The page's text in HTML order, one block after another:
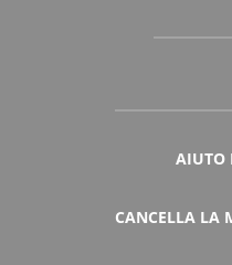
AIUTO
CANCELLA LA